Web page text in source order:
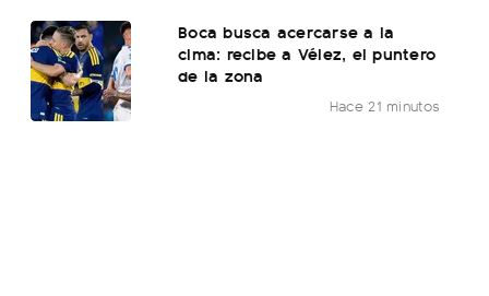
Boca busca acercarse a la
cima: recibe a Vélez, el puntero
de la zona
Hace 21 minutos